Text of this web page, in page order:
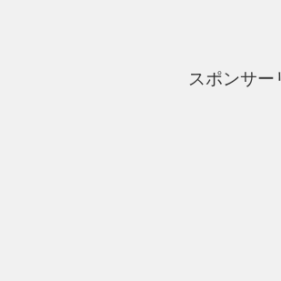
スポンサー